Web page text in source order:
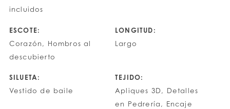
incluidos
ESCOTE:
Corazón, Hombros al
descubierto
LONGITUD:
Largo
SILUETA:
Vestido de baile
TEJIDO:
Apliques 3D, Detalles
en Pedrería, Encaje